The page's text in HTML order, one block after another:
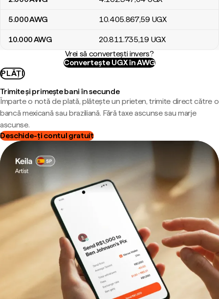
5.000AWG 10.405.867,59 UGX
10.000AWG 20.811.735,19 UGX
Vrei să convertești invers?
Convertește UGX în AWG
PLĂȚI
Trimite și primește bani în secunde
Împarte o notă de plată, plătește un prieten, trimite direct către o
bancă mexicană sau braziliană. Fără taxe ascunse sau marje
ascunse.
Deschide-ți contul gratuit